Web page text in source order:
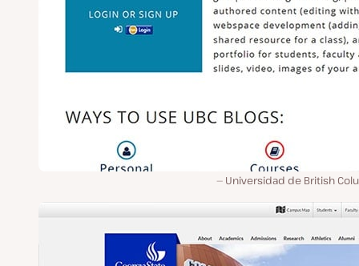
Universidad de British